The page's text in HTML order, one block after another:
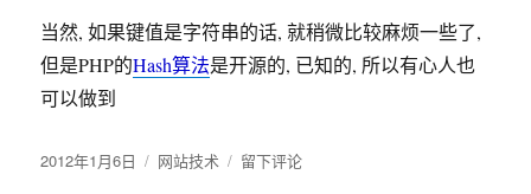
当然, 如果键值是字符串的话, 就稍微比较麻烦一些了,
但是PHP的Hash算法是开源的, 已知的, 所以有心人也
可以做到
发
2012年1月6日
分
网站技术
于
留下评论